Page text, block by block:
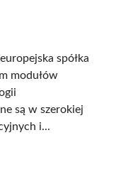
spółka
modułów
są w szerokiej
i...